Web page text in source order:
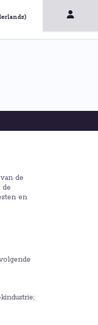
de
de
en